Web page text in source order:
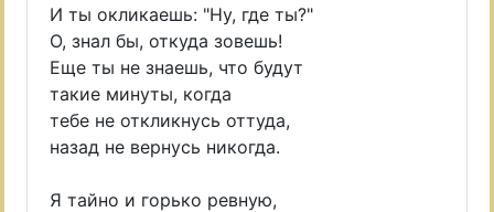
И ты окликаешь: "Ну, где ты?"
О, знал бы, откуда зовешь!
Еще ты не знаешь, что будут
такие минуты, когда
тебе не откликнусь оттуда,
назад не вернусь никогда.
Я тайно и горько ревную,